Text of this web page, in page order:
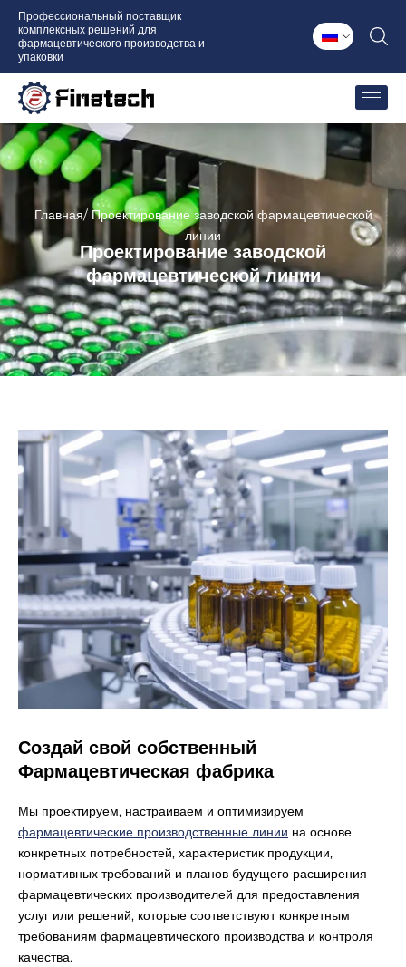
Перейти
содержимому
Профессиональный поставщик
комплексных решений для
фармацевтического производства и
упаковки
Главная/ Проектирование заводской фармацевтической
линии
Проектирование заводской
фармацевтической линии
Создай свой собственный
Фармацевтическая фабрика
Мы проектируем, настраиваем и оптимизируем
фармацевтические производственные линии на основе
конкретных потребностей, характеристик продукции,
нормативных требований и планов будущего расширения
фармацевтических производителей для предоставления
услуг или решений, которые соответствуют конкретным
требованиям фармацевтического производства и контроля
качества.